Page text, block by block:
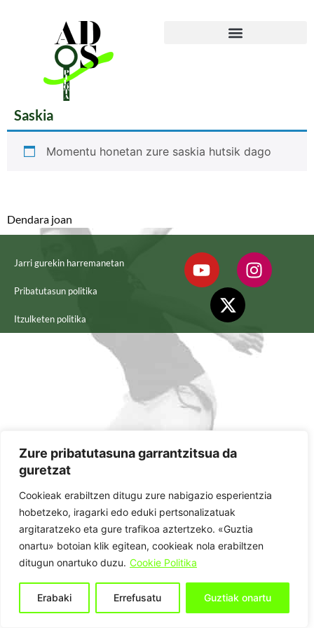
Zure pribatutasuna garrantzitsua da
guretzat
Cookieak erabiltzen ditugu zure nabigazio esperientzia
hobetzeko, iragarki edo eduki pertsonalizatuak
argitaratzeko eta gure trafikoa aztertzeko. «Guztia
onartu» botoian klik egitean, cookieak nola erabiltzen
ditugun onartuko duzu. Cookie Politika
Erabaki Errefusatu Guztiak onartu
Saskia
Momentu honetan zure saskia hutsik dago
Dendara joan
Jarri gurekin harremanetan
Pribatutasun politika
Itzulketen politika